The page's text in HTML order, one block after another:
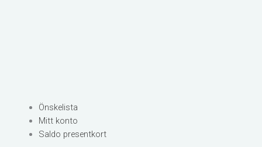
Önskelista
Mitt konto
Saldo presentkort